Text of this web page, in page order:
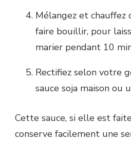
Mélangez et chauffez
faire bouillir, pour
marier pendant 10
Rectifiez selon votre
sauce soja maison ou
Cette sauce, si elle est
conserve facilement une